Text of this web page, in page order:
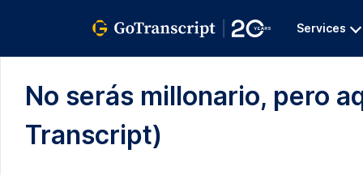
Services
No serás millonario, pero
Transcript)